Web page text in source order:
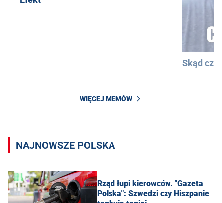
Skąd
WIĘCEJ MEMÓW
NAJNOWSZE POLSKA
Rząd łupi kierowców. "Gazeta
Polska": Szwedzi czy Hiszpanie